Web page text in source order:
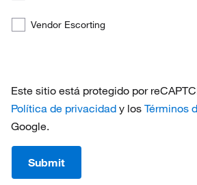
Vendor Escorting
Este sitio está protegido por
Política de privacidad y los Términos
Google.
Submit